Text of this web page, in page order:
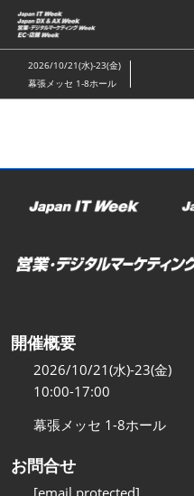
ス
キ
ッ
し
む
2026/10/21(水)-23(金)
幕張メッセ 1-8ホール
開催概要
2026/10/21(水)-23(金)
10:00-17:00
幕張メッセ 1-8ホール
お問合せ
[email protected]